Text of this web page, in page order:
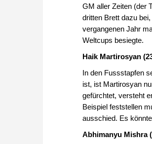
GM aller Zeiten (der
dritten Brett dazu
vergangenen Jahr
Weltcups besiegte.
Haik Martirosyan
In den Fussstapfen
ist, ist Martirosyan
gefürchtet, versteht
Beispiel feststellen
ausschied. Es
Abhimanyu Mishra